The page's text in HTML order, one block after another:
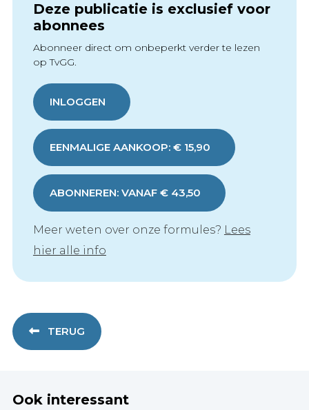
Deze publicatie is exclusief voor
abonnees
Abonneer direct om onbeperkt verder te lezen
op TvGG.
INLOGGEN
EENMALIGE AANKOOP: € 15,90
ABONNEREN: VANAF € 43,50
Meer weten over onze formules? Lees
hier alle info
TERUG
Ook interessant